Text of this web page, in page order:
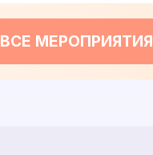
ВСЕ МЕРОПРИЯТИЯ